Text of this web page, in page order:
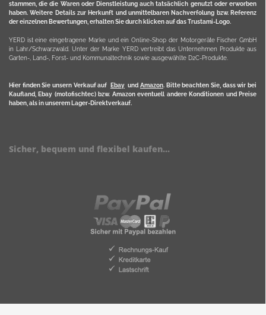
stammen, die die Waren oder Dienstleistung auch tatsächlich genutzt oder erworben
haben. Weitere Details zur Herkunft und unmittelbaren Nachverfolung bzw. Referenz
der einzelnen Bewertungen, erhalten Sie durch klicken auf das Trustami-Logo.
YERD ist eine eingetragene Marke und ein Online-Shop der Motorgeräte Fischer GmbH
in Lahr/Schwarzwald. Unter der Marke YERD vertreibt das Unternehmen Produkte aus
Garten-, Land-, Forst- und Kommunaltechnik sowie ausgewählte D2C-Produkte.
Hier finden Sie unsern Verkauf auf Ebayund Amazon. Bitte beachten Sie, dass wir bei
Kaufland, Ebay (motofischtec) bzw. Amazon eventuell andere Konditionen und Preise
haben, als in unserem Lager-Direktverkauf.
Sicher, bequem und flexibel kaufen...